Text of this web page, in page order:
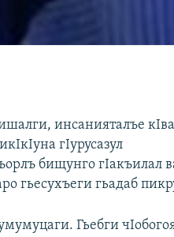
инсанияталъе
гIурусазул
бищунго гIакъилал
гьесухъеги гьадаб
Гьебги